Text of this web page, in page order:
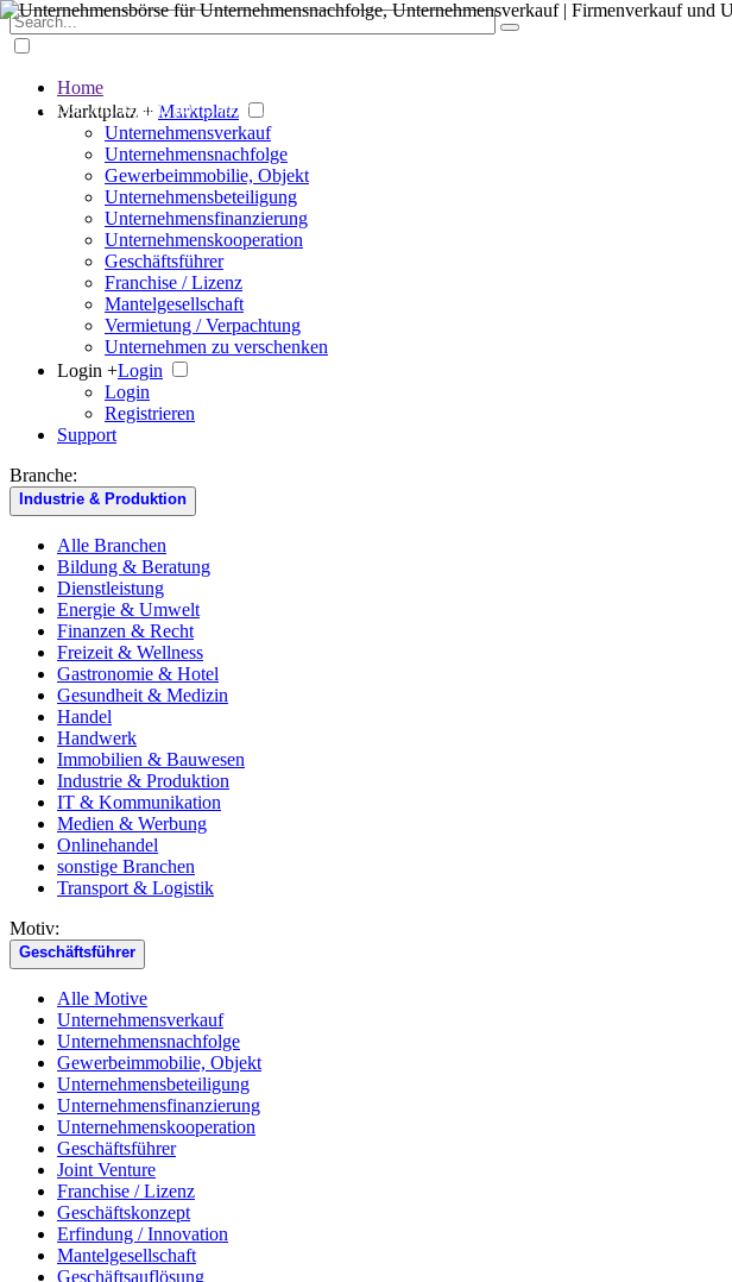
Der große Marktplatz für Unternehmen
Home
Marktplatz + Marktplatz
Unternehmensverkauf
Unternehmensnachfolge
Gewerbeimmobilie, Objekt
Unternehmensbeteiligung
Unternehmensfinanzierung
Unternehmenskooperation
Geschäftsführer
Franchise / Lizenz
Mantelgesellschaft
Vermietung / Verpachtung
Unternehmen zu verschenken
Login +Login
Login
Registrieren
Support
Branche:
Industrie & Produktion
Alle Branchen
Bildung & Beratung
Dienstleistung
Energie & Umwelt
Finanzen & Recht
Freizeit & Wellness
Gastronomie & Hotel
Gesundheit & Medizin
Handel
Handwerk
Immobilien & Bauwesen
Industrie & Produktion
IT & Kommunikation
Medien & Werbung
Onlinehandel
sonstige Branchen
Transport & Logistik
Motiv:
Geschäftsführer
Alle Motive
Unternehmensverkauf
Unternehmensnachfolge
Gewerbeimmobilie, Objekt
Unternehmensbeteiligung
Unternehmensfinanzierung
Unternehmenskooperation
Geschäftsführer
Joint Venture
Franchise / Lizenz
Geschäftskonzept
Erfindung / Innovation
Mantelgesellschaft
Geschäftsauflösung